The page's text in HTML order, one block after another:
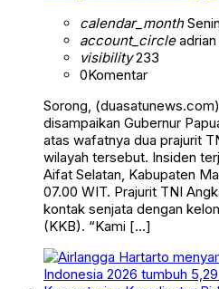
calendar_month
account_circleadrian
visibility233
0Komentar
Sorong,
disampaikan Gubernur
atas wafatnya dua prajurit
wilayah tersebut. Insiden
Aifat Selatan, Kabupaten
07.00 WIT. Prajurit TNI
kontak senjata dengan
(KKB). “Kami […]